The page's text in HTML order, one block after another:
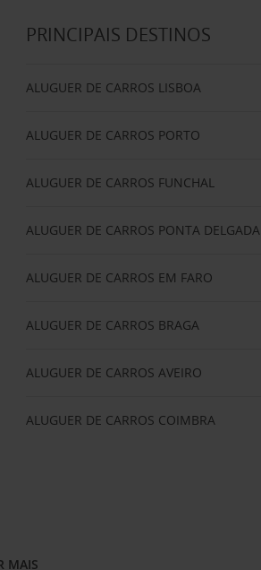
PRINCIPAIS DESTINOS
ALUGUER DE CARROS LISBOA
ALUGUER DE CARROS PORTO
ALUGUER DE CARROS FUNCHAL
ALUGUER DE CARROS PONTA DELGADA
ALUGUER DE CARROS EM FARO
ALUGUER DE CARROS BRAGA
ALUGUER DE CARROS AVEIRO
ALUGUER DE CARROS COIMBRA
MAIS